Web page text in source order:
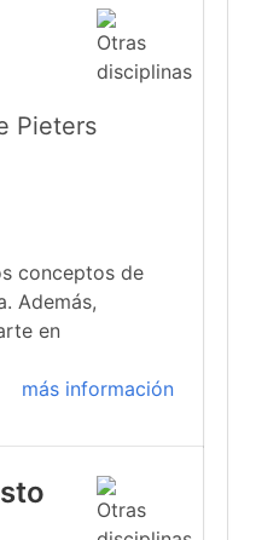
Pieters
conceptos de
Además,
en
más información